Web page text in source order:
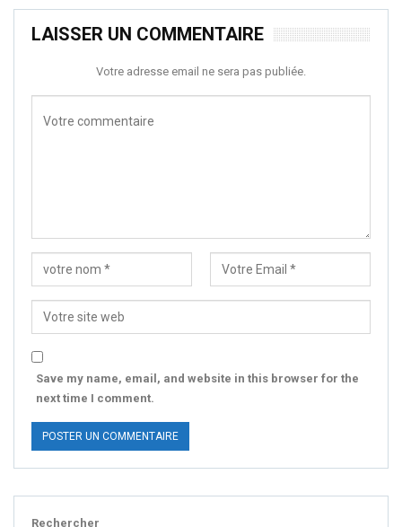
LAISSER UN COMMENTAIRE
Votre adresse email ne sera pas publiée.
Save my name, email, and website in this browser for the
next time I comment.
Rechercher